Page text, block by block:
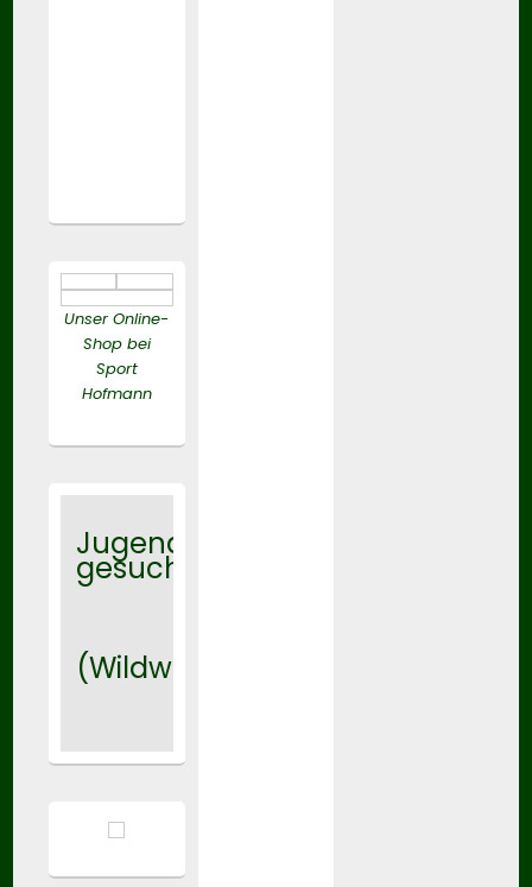
Unser Online-
Shop bei
Sport
Hofmann
Jugendtrainer
gesucht
(Wildwasser)